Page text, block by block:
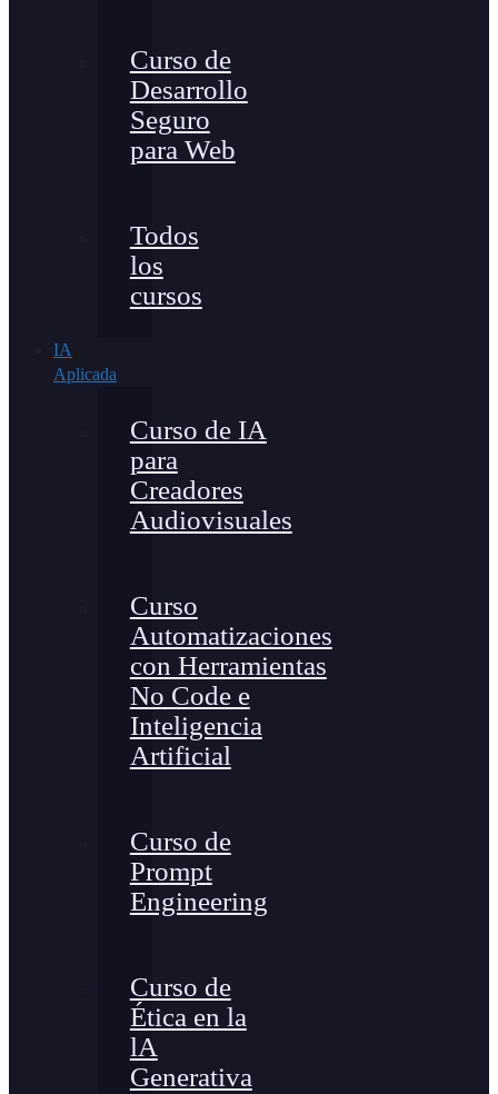
Curso de
Desarrollo
Seguro
para Web
Todos
los
cursos
IA
Aplicada
Curso de IA
para
Creadores
Audiovisuales
Curso
Automatizaciones
con Herramientas
No Code e
Inteligencia
Artificial
Curso de
Prompt
Engineering
Curso de
Ética en la
lA
Generativa